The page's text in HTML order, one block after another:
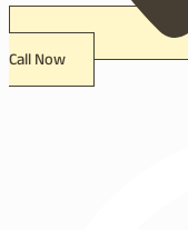
Call Now